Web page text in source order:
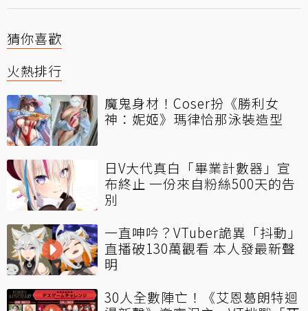
猜你喜歡
火熱排行
魔鬼身材！Coser扮《勝利女
神：妮姬》瑪律恰那泳裝造型
日V大代真白「畢業計數器」宣
布終止 一份來自粉絲500天的告
別
一直呻吟？VTuber詭異「抖動」
直播破130萬觀看 本人發最新聲
明
30人全數陣亡！《艾恩葛朗特迴